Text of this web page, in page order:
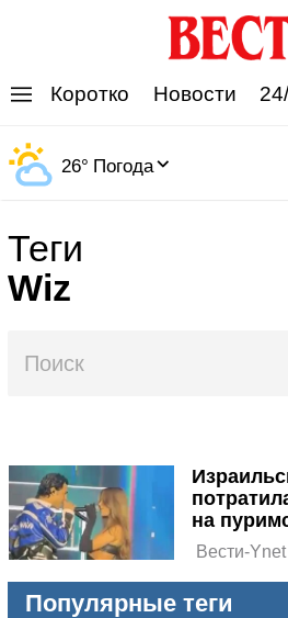
Коротко Новости
26° Погода
Теги
Wiz
на
Вести-Ynet
Популярные теги